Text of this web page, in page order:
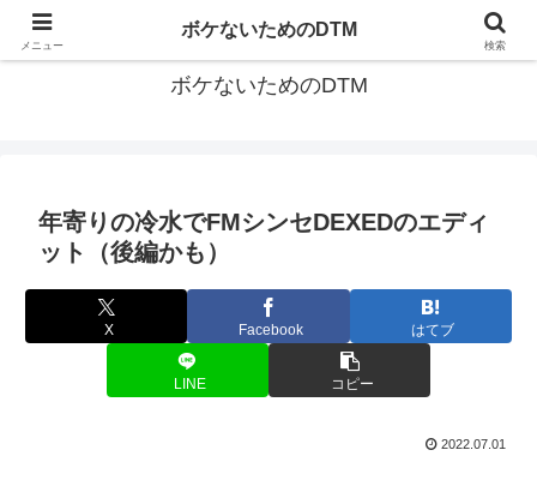
ゆる～く続ける音楽制作のあれこれや昔ばなし
ボケないためのDTM
年寄りの冷水でFMシンセDEXEDのエディ
ット（後編かも）
X Facebook はてブ
LINE コピー
2022.07.01
メニュー
ボケないためのDTM
検索